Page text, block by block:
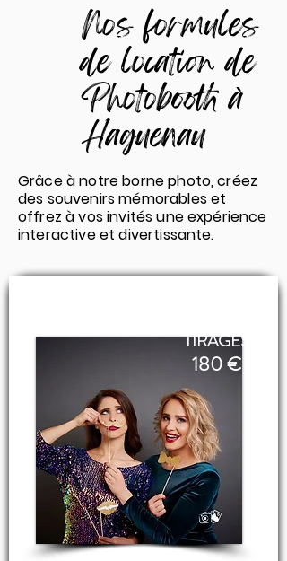
Nos formules
de location de
Photobooth à
Haguenau
Grâce à notre borne photo, créez
des souvenirs mémorables et
offrez à vos invités une expérience
interactive et divertissante.
TIRAGES​
180 €